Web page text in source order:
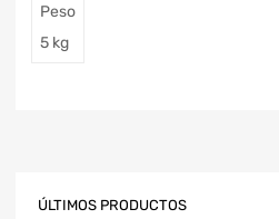
Peso
5 kg
ÚLTIMOS PRODUCTOS